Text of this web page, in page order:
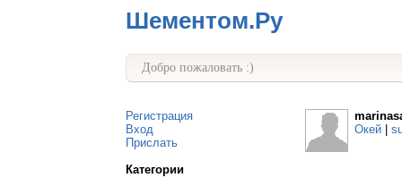
Шементом.Ру
Добро пожаловать :)
Регистрация
Вход
Прислать
Категории
Окей